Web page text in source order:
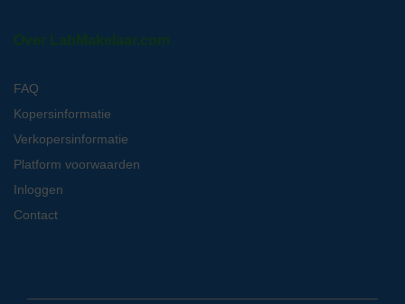
Over LabMakelaar.com
FAQ
Kopersinformatie
Verkopersinformatie
Platform voorwaarden
Inloggen
Contact